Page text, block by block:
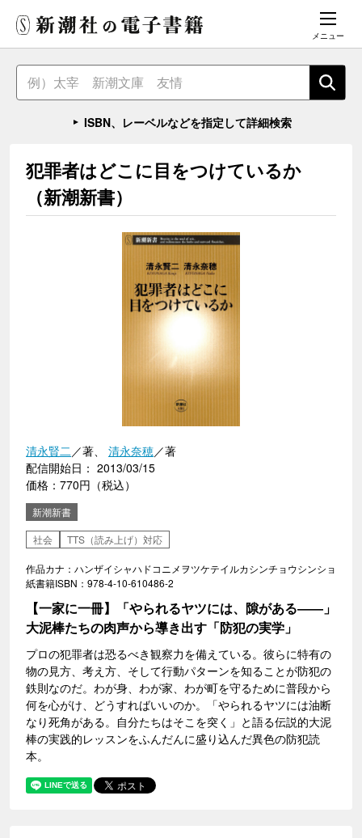
メニュー
ISBN、レーベルなどを指定して詳細検索
犯罪者はどこに目をつけているか
（新潮新書）
清永賢二／著、 清永奈穂／著
配信開始日： 2013/03/15
価格：770円（税込）
新潮新書
社会
TTS（読み上げ）対応
作品カナ：ハンザイシャハドコニメヲツケテイルカシンチョウシンショ
紙書籍ISBN：978-4-10-610486-2
【一家に一冊】「やられるヤツには、隙がある――」
大泥棒たちの肉声から導き出す「防犯の実学」
プロの犯罪者は恐るべき観察力を備えている。彼らに特有の
物の見方、考え方、そして行動パターンを知ることが防犯の
鉄則なのだ。わが身、わが家、わが町を守るために普段から
何を心がけ、どうすればいいのか。「やられるヤツには油断
なり死角がある。自分たちはそこを突く」と語る伝説的大泥
棒の実践的レッスンをふんだんに盛り込んだ異色の防犯読
本。